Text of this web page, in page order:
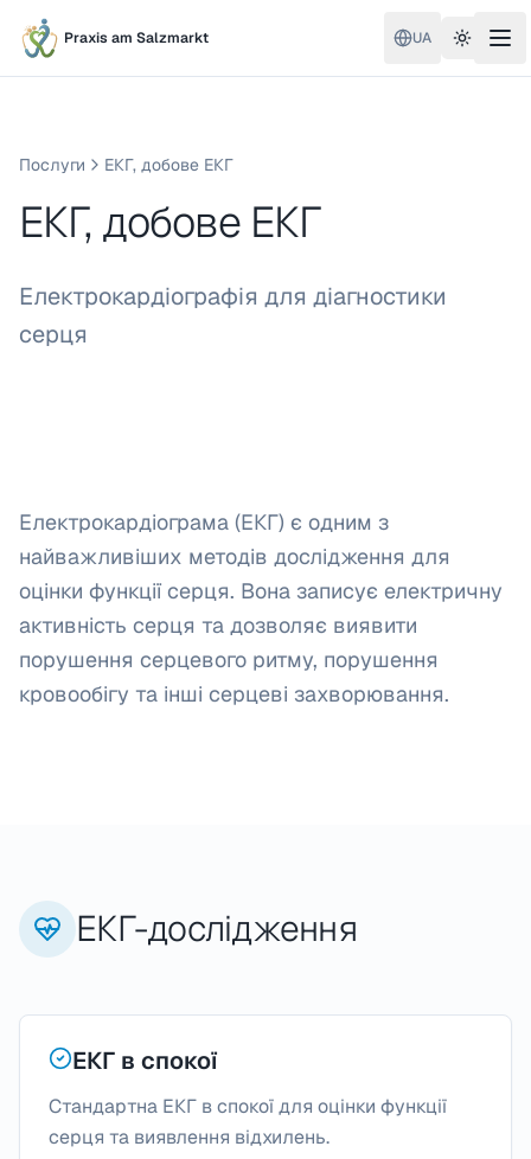
Praxis am Salzmarkt UA Toggle
Послуги ЕКГ, добове ЕКГ
ЕКГ, добове ЕКГ
Електрокардіографія для діагностики
серця
Електрокардіограма (ЕКГ) є одним з
найважливіших методів дослідження для
оцінки функції серця. Вона записує електричну
активність серця та дозволяє виявити
порушення серцевого ритму, порушення
кровообігу та інші серцеві захворювання.
ЕКГ-дослідження
ЕКГ в спокої
Стандартна ЕКГ в спокої для оцінки функції
серця та виявлення відхилень.